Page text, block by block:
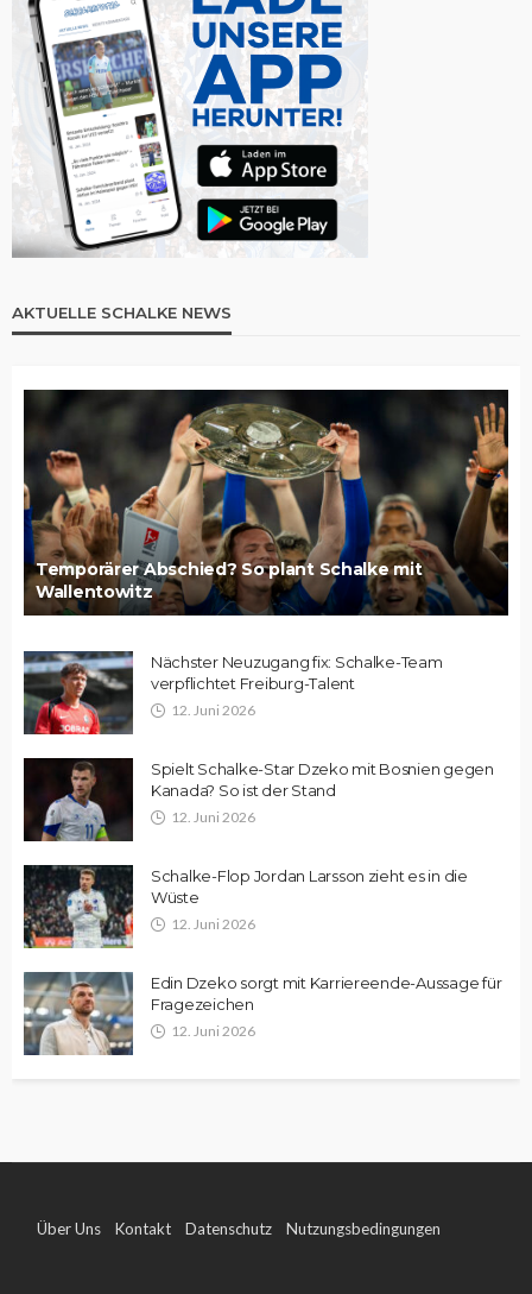
AKTUELLE SCHALKE NEWS
Temporärer Abschied? So plant Schalke mit
Wallentowitz
Nächster Neuzugang fix: Schalke-Team
verpflichtet Freiburg-Talent
12. Juni 2026
Spielt Schalke-Star Dzeko mit Bosnien gegen
Kanada? So ist der Stand
12. Juni 2026
Schalke-Flop Jordan Larsson zieht es in die
Wüste
12. Juni 2026
Edin Dzeko sorgt mit Karriereende-Aussage für
Fragezeichen
12. Juni 2026
Über Uns Kontakt Datenschutz Nutzungsbedingungen